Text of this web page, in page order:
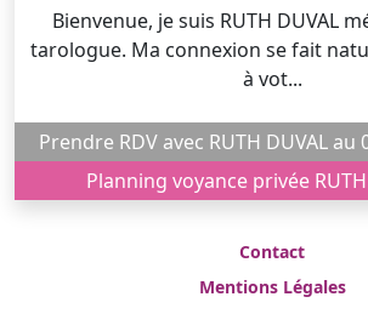
Bienvenue, je suis RUTH DUVAL
tarologue. Ma connexion se fait
à vot...
Planning voyance privée
Contact
Mentions Légales